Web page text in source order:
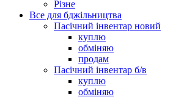
Різне
Все для бджільництва
Пасічний інвентар новий
куплю
обміняю
продам
Пасічний інвентар б/в
куплю
обміняю